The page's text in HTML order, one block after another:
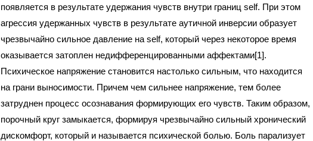
появляется в результате удержания чувств внутри границ self. При этом
агрессия удержанных чувств в результате аутичной инверсии образует
чрезвычайно сильное давление на self, который через некоторое время
оказывается затоплен недифференцированными аффектами[1].
Психическое напряжение становится настолько сильным, что находится
на грани выносимости. Причем чем сильнее напряжение, тем более
затруднен процесс осознавания формирующих его чувств. Таким образом,
порочный круг замыкается, формируя чрезвычайно сильный хронический
дискомфорт, который и называется психической болью. Боль парализует